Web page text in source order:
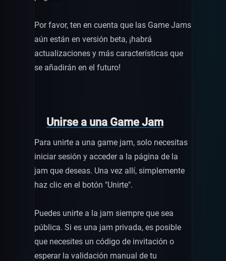
Por favor, ten en cuenta que las Game Jams
aún están en versión beta, ¡habrá
actualizaciones y más características que
se añadirán en el futuro!
Unirse a una Game Jam
Para unirte a una game jam, solo necesitas
iniciar sesión y acceder a la página de la
jam que deseas. Una vez allí, simplemente
haz clic en el botón "Unirte".
Puedes unirte a la jam siempre que sea
pública. Si es una jam privada, es posible
que necesites un código de invitación o
esperar la validación manual de tu